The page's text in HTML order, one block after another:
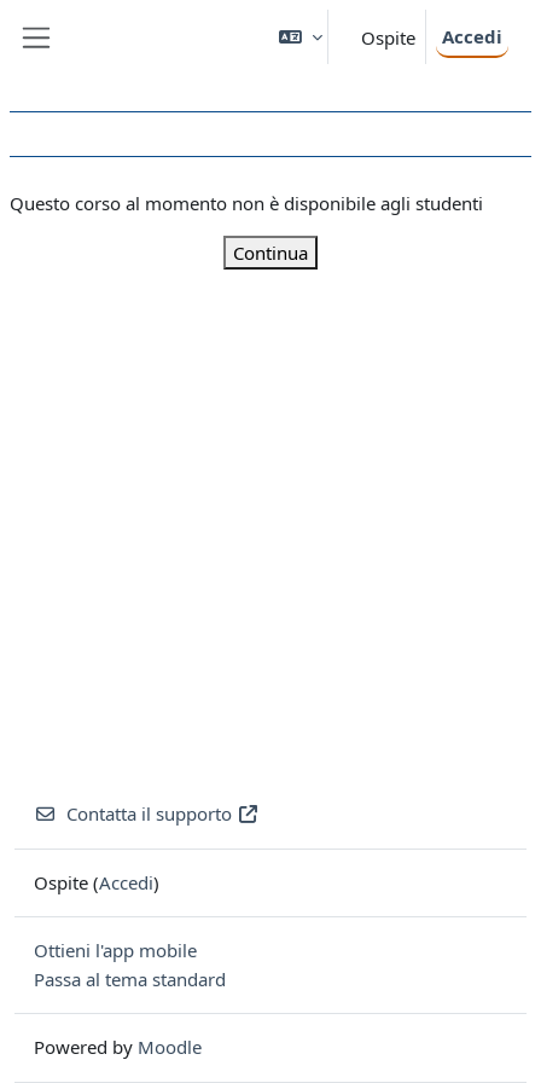
Ospite Accedi
Questo corso al momento non è disponibile agli studenti
Continua
Contatta il supporto
Ospite (Accedi)
Ottieni l'app mobile
Passa al tema standard
Powered by Moodle